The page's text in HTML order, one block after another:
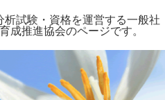
試験・資格を運営する一般社
成推進協会のページです。